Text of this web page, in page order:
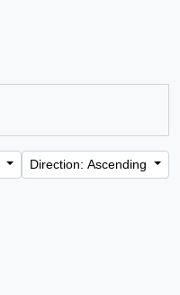
Direction: Ascending